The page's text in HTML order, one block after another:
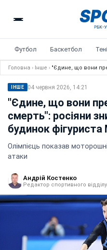
Футбол Баскетбол
Головна › Інше › "Єдине, що вони
ІНШЕ 04 червня 2026, 14:21
"Єдине, що вони
смерть": росіяни
будинок
Олімпієць показав
атаки
Андрій Костенко
Редактор спортивного